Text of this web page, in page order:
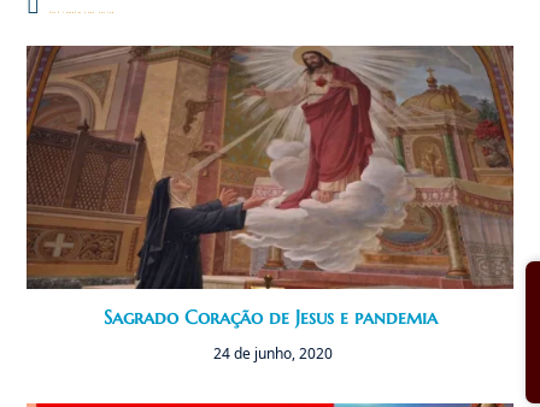
Você também pode gostar
Sagrado Coração de Jesus e pandemia
24 de junho, 2020